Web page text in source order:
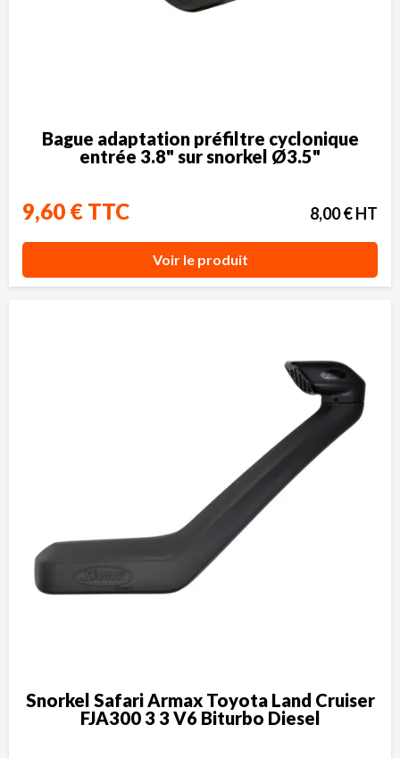
Bague adaptation préfiltre cyclonique
entrée 3.8" sur snorkel Ø3.5"
9,60 € TTC 8,00 € HT
Voir le produit
Snorkel Safari Armax Toyota Land Cruiser
FJA300 3 3 V6 Biturbo Diesel